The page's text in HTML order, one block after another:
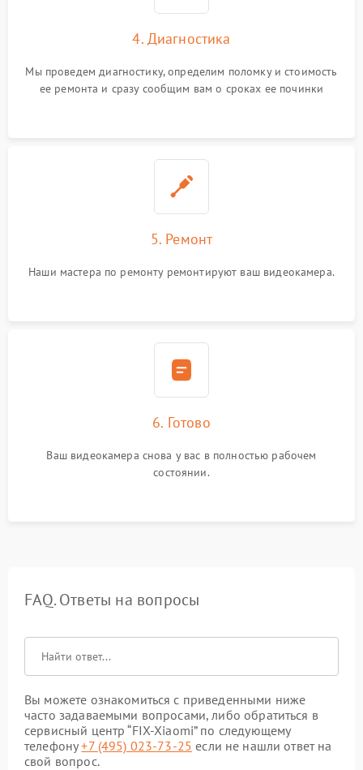
4. Диагностика
Мы проведем диагностику, определим поломку и стоимость
ее ремонта и сразу сообщим вам о сроках ее починки
5. Ремонт
Наши мастера по ремонту ремонтируют ваш видеокамера.
6. Готово
Ваш видеокамера снова у вас в полностью рабочем
состоянии.
FAQ. Ответы на вопросы
Вы можете ознакомиться с приведенными ниже
часто задаваемыми вопросами, либо обратиться в
сервисный центр “FIX-Xiaomi” по следующему
телефону+7 (495) 023-73-25 если не нашли ответ на
свой вопрос.